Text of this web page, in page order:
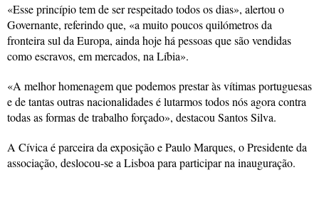
«Esse princípio tem de ser respeitado todos os dias», alertou o
Governante, referindo que, «a muito poucos quilómetros da
fronteira sul da Europa, ainda hoje há pessoas que são vendidas
como escravos, em mercados, na Líbia».
«A melhor homenagem que podemos prestar às vítimas portuguesas
e de tantas outras nacionalidades é lutarmos todos nós agora contra
todas as formas de trabalho forçado», destacou Santos Silva.
A Cívica é parceira da exposição e Paulo Marques, o Presidente da
associação, deslocou-se a Lisboa para participar na inauguração.